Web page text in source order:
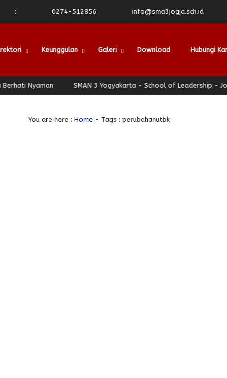
:: 0274-512856 info@sma3jogja.sch.id
Keunggulan Galeri Download Hubungi
Nyaman SMAN 3 Yogyakarta - School of Leadership - Jogja
You are here : Home - Tags : perubahanutbk